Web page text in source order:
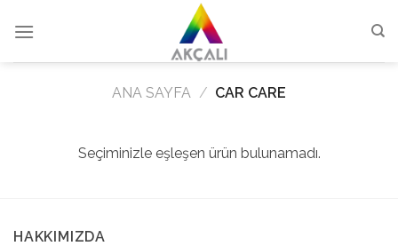
ANA SAYFA / CAR CARE
Seçiminizle eşleşen ürün bulunamadı.
HAKKIMIZDA